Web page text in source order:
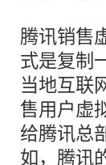
腾讯销售
式是复制
当地互联
售用户虚
给腾讯总
如，腾讯